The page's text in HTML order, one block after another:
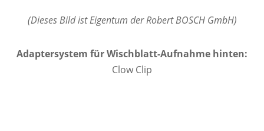
(Dieses Bild ist Eigentum der Robert BOSCH GmbH)
Adaptersystem für Wischblatt-Aufnahme hinten:
Clow Clip